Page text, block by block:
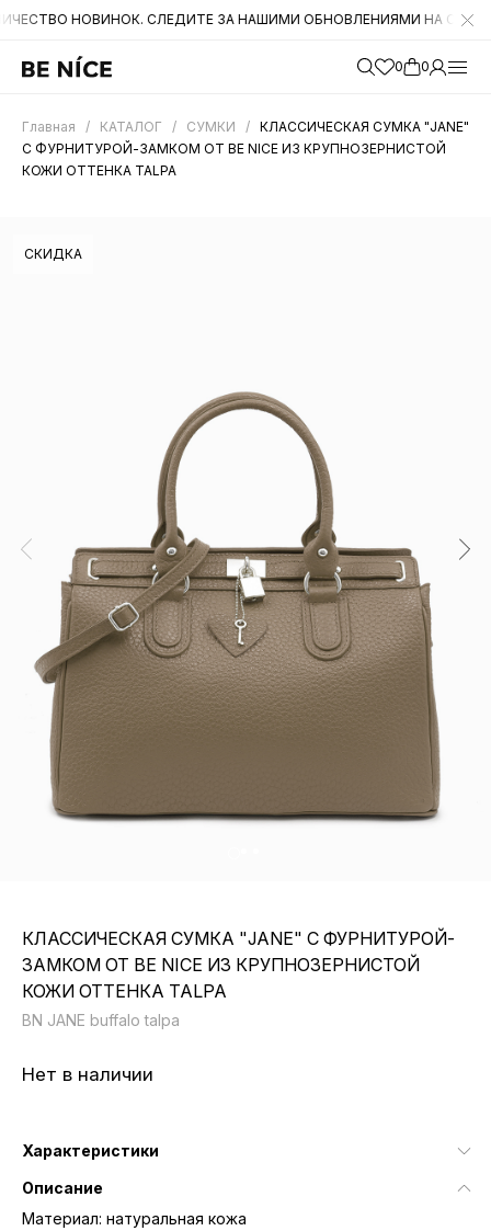
НОВИНОК. СЛЕДИТЕ ЗА НАШИМИ ОБНОВЛЕНИЯМИ НА САЙТЕ. А
0 0
Главная / КАТАЛОГ / СУМКИ / КЛАССИЧЕСКАЯ СУМКА "JANE"
С ФУРНИТУРОЙ-ЗАМКОМ ОТ BE NICE ИЗ КРУПНОЗЕРНИСТОЙ
КОЖИ ОТТЕНКА TALPA
СКИДКА
КЛАССИЧЕСКАЯ СУМКА "JANE" С ФУРНИТУРОЙ-
ЗАМКОМ ОТ BE NICE ИЗ КРУПНОЗЕРНИСТОЙ
КОЖИ ОТТЕНКА TALPA
BN JANE buffalo talpa
Нет в наличии
Характеристики
Описание
Материал: натуральная кожа